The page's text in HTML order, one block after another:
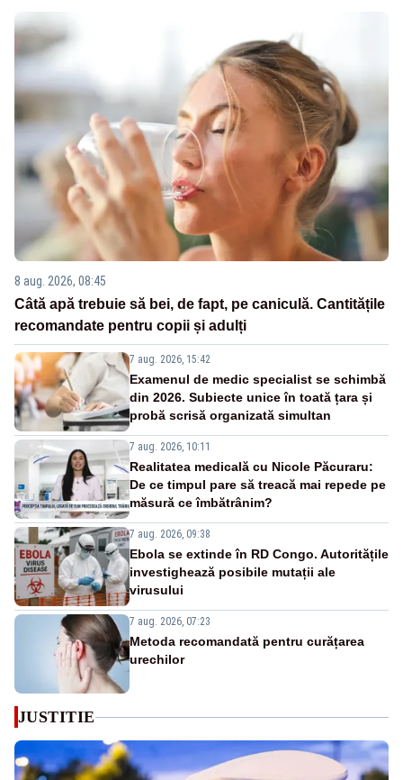
8 aug. 2026, 08:45
Câtă apă trebuie să bei, de fapt, pe caniculă. Cantitățile
recomandate pentru copii și adulți
7 aug. 2026, 15:42
Examenul de medic specialist se schimbă
din 2026. Subiecte unice în toată țara și
probă scrisă organizată simultan
7 aug. 2026, 10:11
Realitatea medicală cu Nicole Păcuraru:
De ce timpul pare să treacă mai repede pe
măsură ce îmbătrânim?
7 aug. 2026, 09:38
Ebola se extinde în RD Congo. Autoritățile
investighează posibile mutații ale
virusului
7 aug. 2026, 07:23
Metoda recomandată pentru curățarea
urechilor
JUSTITIE